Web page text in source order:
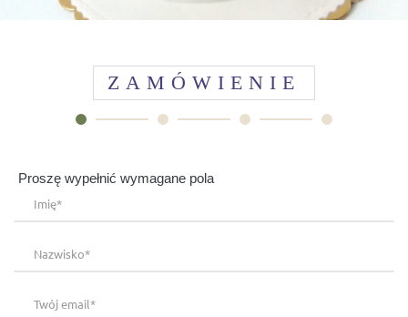
ZAMÓWIENIE
Proszę wypełnić wymagane pola